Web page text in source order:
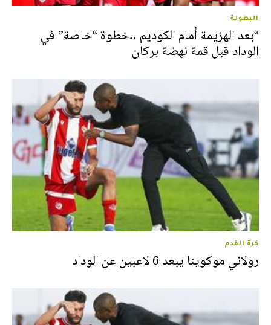
البطولة
“بعد الهزيمة أمام الكوديم ..خطوة “خاصة” في
الوداد قبل قمة نهضة بركان
كرة القدم
رولاني موكوينا يبعد 6 لاعبين عن الوداد